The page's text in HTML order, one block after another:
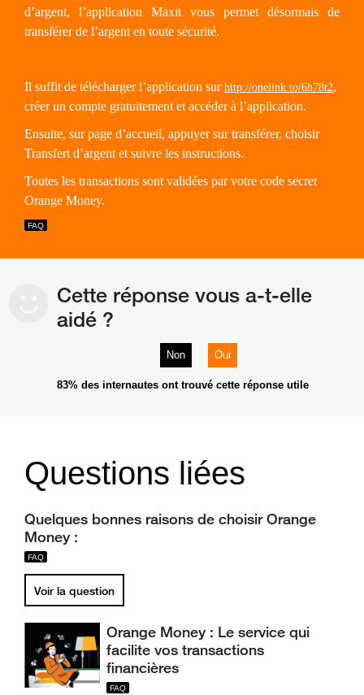
d’argent, l’application Maxit vous permet désormais de
transférer de l’argent en toute sécurité.
Il suffit de télécharger l’application sur http://onelink.to/6h78t2,
créer un compte gratuitement et accéder à l’application.
Ensuite, sur page d’accueil, appuyer sur transférer, choisir
Transfert d’argent et suivre les instructions.
Toutes les transactions sont validées par votre code secret
Orange Money.
Cette réponse vous a-t-elle
aidé ?
Non Oui
83% des internautes ont trouvé cette réponse utile
Questions liées
Quelques bonnes raisons de choisir Orange
Money :
Voir la question
Orange Money : Le service qui
facilite vos transactions
financières